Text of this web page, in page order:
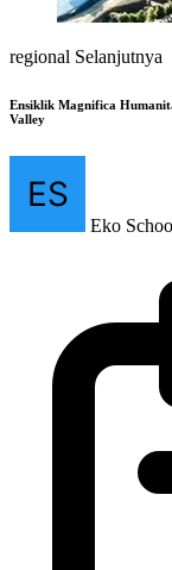
regional Selanjutnya
Ensiklik Magnifica
Valley
Eko